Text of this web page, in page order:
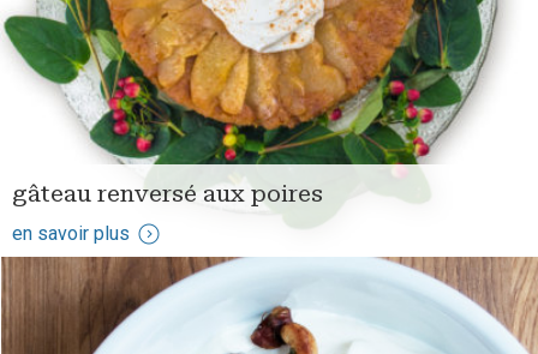
gâteau renversé aux poires
en savoir plus